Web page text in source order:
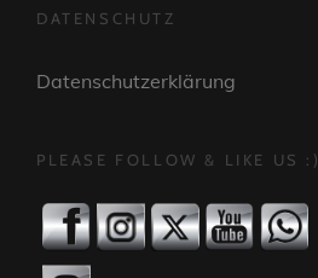
DATENSCHUTZ
Datenschutzerklärung
PLEASE FOLLOW & LIKE US :)